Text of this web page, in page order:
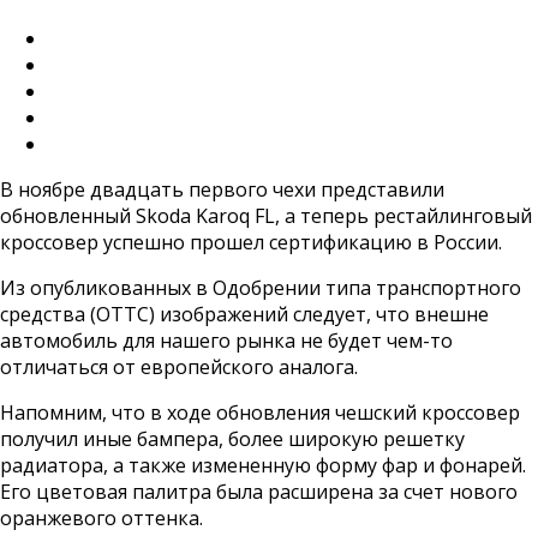
В ноябре двадцать первого чехи представили
обновленный Skoda Karoq FL, а теперь рестайлинговый
кроссовер успешно прошел сертификацию в России.
Из опубликованных в Одобрении типа транспортного
средства (ОТТС) изображений следует, что внешне
автомобиль для нашего рынка не будет чем-то
отличаться от европейского аналога.
Напомним, что в ходе обновления чешский кроссовер
получил иные бампера, более широкую решетку
радиатора, а также измененную форму фар и фонарей.
Его цветовая палитра была расширена за счет нового
оранжевого оттенка.